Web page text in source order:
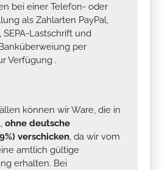
bei einer Telefon- oder
als Zahlarten PayPal,
SEPA-Lastschrift und
per
Verfügung .
können wir Ware, die in
ohne deutsche
verschicken, da wir vom
amtlich gültige
erhalten. Bei